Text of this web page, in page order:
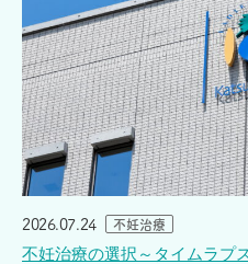
2026.07.24
不妊治療
不妊治療の選択～タイムラプ